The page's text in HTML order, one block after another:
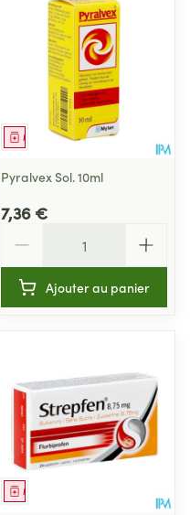
Médicament
Pyralvex Sol. 10ml
7,36 €
Ajouter au panier
Médicament